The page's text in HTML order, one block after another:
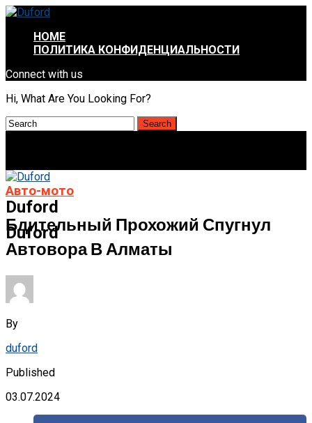
HOME
ПОЛИТИКА КОНФИДЕНЦИАЛЬНОСТИ
Connect with us
Hi, What Are You Looking For?
Duford
Duford
Авто-мото
Бдительный Прохожий Спугнул
Автовора В Алматы
By
duford
Published
03.07.2024